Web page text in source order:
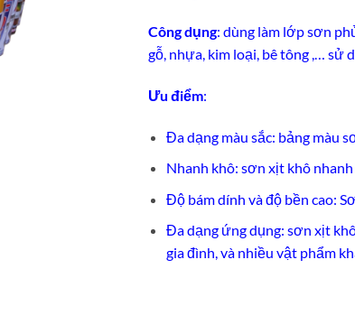
Công dụng: dùng làm lớp sơn
gỗ, nhựa, kim loại, bê tông ,… sử
Ưu điểm:
Đa dạng màu sắc: bảng màu
Nhanh khô: sơn xịt khô
Độ bám dính và độ bền cao:
Đa dạng ứng dụng: sơn xịt
gia đình, và nhiều vật phẩm